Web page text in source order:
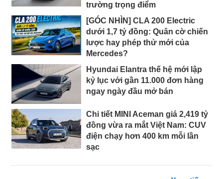
trường trọng điểm
[GÓC NHÌN] CLA 200 Electric
dưới 1,7 tỷ đồng: Quân cờ chiến
lược hay phép thử mới của
Mercedes?
Hyundai Elantra thế hệ mới lập
kỷ lục với gần 11.000 đơn hàng
ngay ngày đầu mở bán
Chi tiết MINI Aceman giá 2,419 tỷ
đồng vừa ra mắt Việt Nam: CUV
điện chạy hơn 400 km mỗi lần
sạc